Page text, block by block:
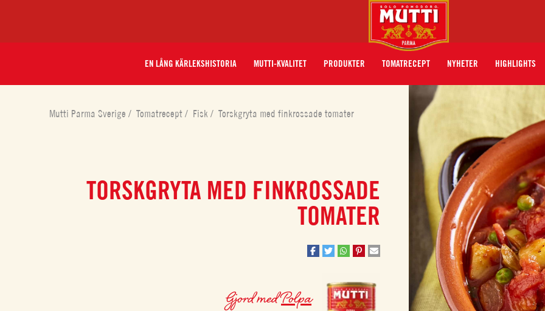
EN LÅNG KÄRLEKSHISTORIA MUTTI-KVALITET PRODUKTER TOMATRECEPT NYHETER HIGHLIGHTS
Mutti Parma Sverige/ Tomatrecept/ Fisk/ Torskgryta med finkrossade tomater
TORSKGRYTA MED FINKROSSADE
TOMATER
Gjord medPolpa